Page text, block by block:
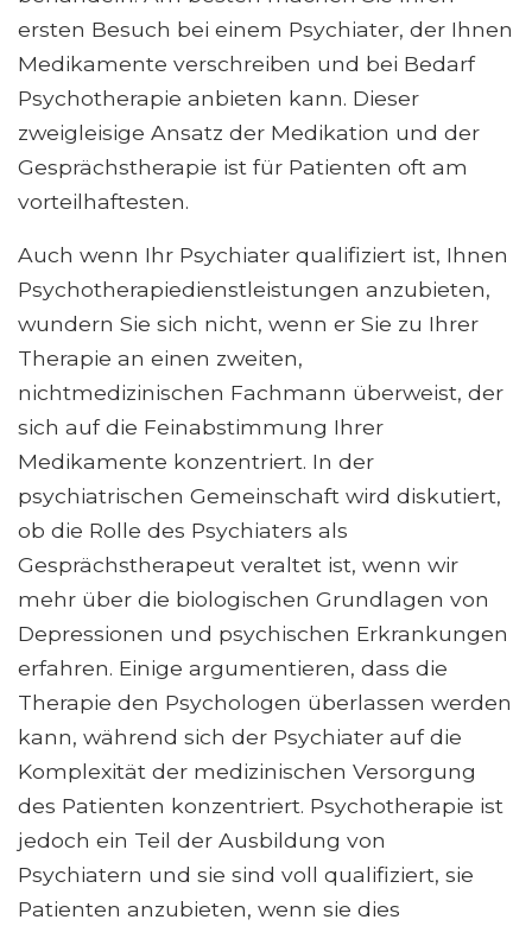
ersten Besuch bei einem Psychiater, der Ihnen
Medikamente verschreiben und bei Bedarf
Psychotherapie anbieten kann. Dieser
zweigleisige Ansatz der Medikation und der
Gesprächstherapie ist für Patienten oft am
vorteilhaftesten.
Auch wenn Ihr Psychiater qualifiziert ist, Ihnen
Psychotherapiedienstleistungen anzubieten,
wundern Sie sich nicht, wenn er Sie zu Ihrer
Therapie an einen zweiten,
nichtmedizinischen Fachmann überweist, der
sich auf die Feinabstimmung Ihrer
Medikamente konzentriert. In der
psychiatrischen Gemeinschaft wird diskutiert,
ob die Rolle des Psychiaters als
Gesprächstherapeut veraltet ist, wenn wir
mehr über die biologischen Grundlagen von
Depressionen und psychischen Erkrankungen
erfahren. Einige argumentieren, dass die
Therapie den Psychologen überlassen werden
kann, während sich der Psychiater auf die
Komplexität der medizinischen Versorgung
des Patienten konzentriert. Psychotherapie ist
jedoch ein Teil der Ausbildung von
Psychiatern und sie sind voll qualifiziert, sie
Patienten anzubieten, wenn sie dies